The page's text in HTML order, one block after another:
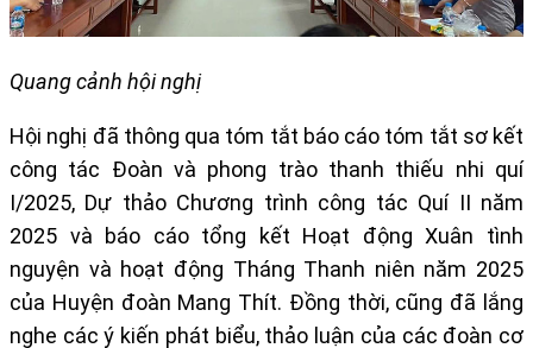
Quang cảnh hội nghị
Hội nghị đã thông qua tóm tắt báo cáo tóm tắt sơ kết
công tác Đoàn và phong trào thanh thiếu nhi quí
I/2025, Dự thảo Chương trình công tác Quí II năm
2025 và báo cáo tổng kết Hoạt động Xuân tình
nguyện và hoạt động Tháng Thanh niên năm 2025
của Huyện đoàn Mang Thít. Đồng thời, cũng đã lắng
nghe các ý kiến phát biểu, thảo luận của các đoàn cơ